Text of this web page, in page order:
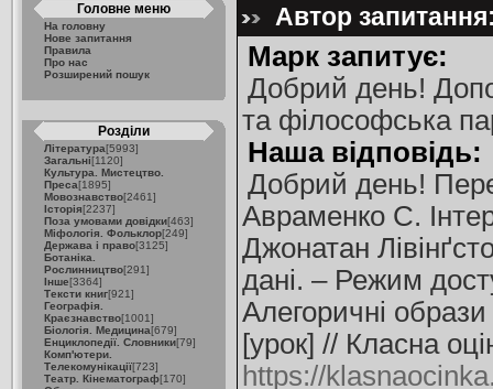
Головне меню
На головну
Нове запитання
Правила
Про нас
Розширений пошук
Розділи
Література[5993]
Загальні[1120]
Культура. Мистецтво.
Преса[1895]
Мовознавство[2461]
Історія[2237]
Поза умовами довідки[463]
Міфологія. Фольклор[249]
Держава і право[3125]
Ботаніка.
Рослинництво[291]
Інше[3364]
Тексти книг[921]
Географія.
Краєзнавство[1001]
Біологія. Медицина[679]
Енциклопедії. Словники[79]
Комп'ютери.
Телекомунікації[723]
Театр. Кінематограф[170]
Автор
Марк запитує:
Добрий день!
та філософська
Наша відповідь:
Добрий день!
Авраменко С.
Джонатан
дані. – Режим
Алегоричні
[урок] // Класна
https://